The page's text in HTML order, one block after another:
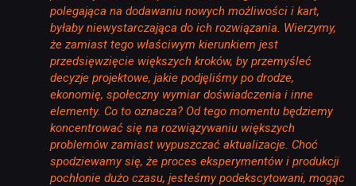
polegająca na dodawaniu nowych możliwości i kart,
byłaby niewystarczająca do ich rozwiązania. Wierzymy,
że zamiast tego właściwym kierunkiem jest
przedsięwzięcie większych kroków, by przemyśleć
decyzje projektowe, jakie podjęliśmy po drodze,
ekonomię, społeczny wymiar doświadczenia i inne
elementy. Co to oznacza? Od tego momentu będziemy
koncentrować się na rozwiązywaniu większych
problemów zamiast wypuszczać aktualizacje. Choć
spodziewamy się, że proces eksperymentów i produkcji
pochłonie dużo czasu, jesteśmy podekscytowani, mogąc